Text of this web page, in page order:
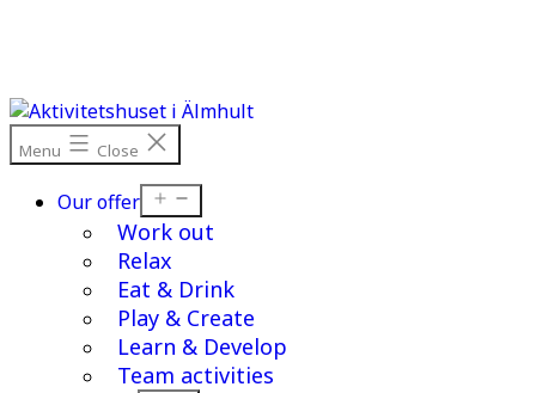
Menu Close
Our offer
menu
Work out
Relax
Eat & Drink
Play & Create
Learn & Develop
Team activities